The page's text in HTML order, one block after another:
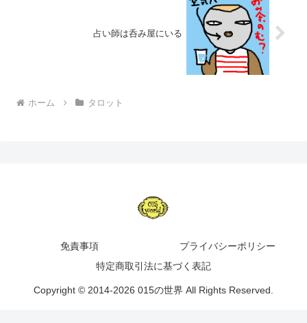
占い師は呑み屋にいる
ホーム タロット
免責事項
プライバシーポリシー
特定商取引法に基づく表記
Copyright © 2014-2026 015の世界 All Rights Reserved.